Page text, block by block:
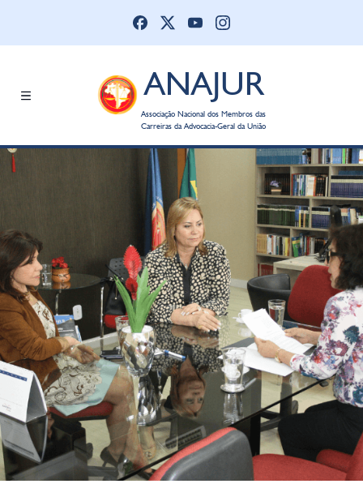
ANAJUR
Associação Nacional dos Membros das
Carreiras da Advocacia-Geral da União